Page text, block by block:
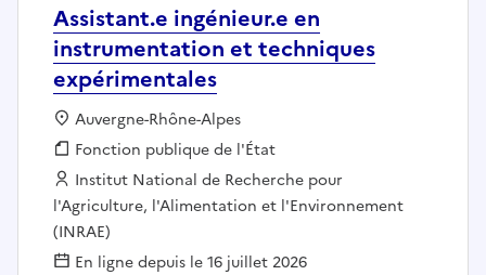
Assistant.e ingénieur.e en
instrumentation et techniques
expérimentales
Localisation :
Auvergne-Rhône-Alpes
Fonction publique :
Fonction publique de l'État
Employeur :
Institut National de Recherche pour
l'Agriculture, l'Alimentation et l'Environnement
(INRAE)
En ligne depuis le 16 juillet 2026